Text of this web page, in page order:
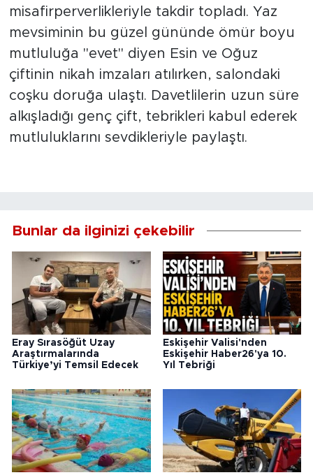
misafirperverlikleriyle takdir topladı. Yaz
mevsiminin bu güzel gününde ömür boyu
mutluluğa "evet" diyen Esin ve Oğuz
çiftinin nikah imzaları atılırken, salondaki
coşku doruğa ulaştı. Davetlilerin uzun süre
alkışladığı genç çift, tebrikleri kabul ederek
mutluluklarını sevdikleriyle paylaştı.
Bunlar da ilginizi çekebilir
Eray Sırasöğüt Uzay
Araştırmalarında
Türkiye’yi Temsil Edecek
Eskişehir Valisi'nden
Eskişehir Haber26'ya 10.
Yıl Tebriği